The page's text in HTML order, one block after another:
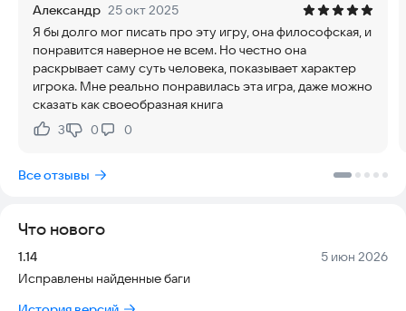
глядя смерти в лицо?
Вам решать - как исследовать остров. Беречь свои запасы
или тратить их не глядя. Победить зверей в кровавой схватке
или приручить их для совместного существования?
Вам решать - покинуть этот остров или сделать его своим
новым домом?
Но будьте осторожны - каждый ваш выбор может стоить
непредсказуемые последствия
- Яркие 2D-иллюстрации, делающие вашу жизнь на острове
- Тысяча событий и бутылка рому! Точнее, сотня способов
умереть...
Александр 25 окт 2025
Я бы долго мог писать про эту игру, она философская, и
понравится наверное не всем. Но честно она
раскрывает саму суть человека, показывает характер
игрока. Мне реально понравилась эта игра, даже можно
сказать как своеобразная книга
Нравится:
3Не нравится:
0 0
Все отзывы
Что нового
Версия:
1.14 Дата:
5 июн 2026
Исправлены найденные баги